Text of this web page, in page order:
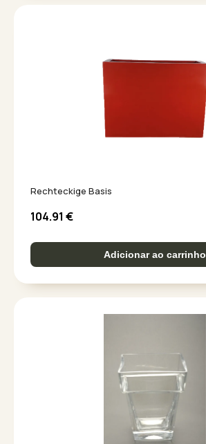
Rechteckige Basis
104.91 €
Adicionar ao carrinho